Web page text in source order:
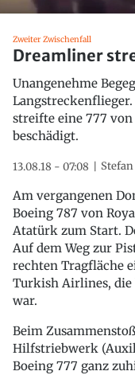
Zweiter Zwischenfall
Dreamliner
Unangenehme
streifte eine 777
beschädigt.
13.08.18 - 07:08
Am vergangenen
Boeing 787 von
Atatürk zum Start.
Auf dem Weg zur
rechten Tragfläche
Turkish Airlines, die
war.
Beim
Hilfstriebwerk
Boeing 777 ganz